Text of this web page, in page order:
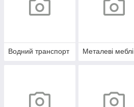
Водний транспорт Металеві меблі